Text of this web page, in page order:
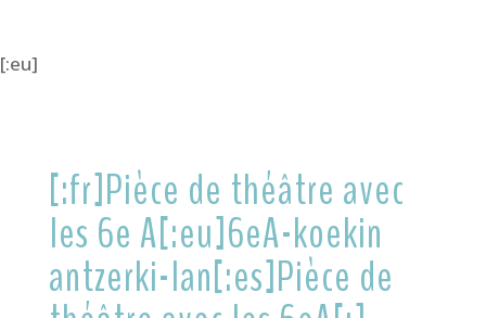
[:eu]
[:fr]Pièce de théâtre avec
les 6e A[:eu]6eA-koekin
antzerki-lan[:es]Pièce de